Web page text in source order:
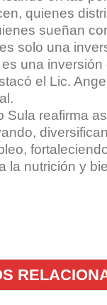
quienes
sueñan
solo una
una inversión
el Lic.
Sula reafirma
la nutrición y